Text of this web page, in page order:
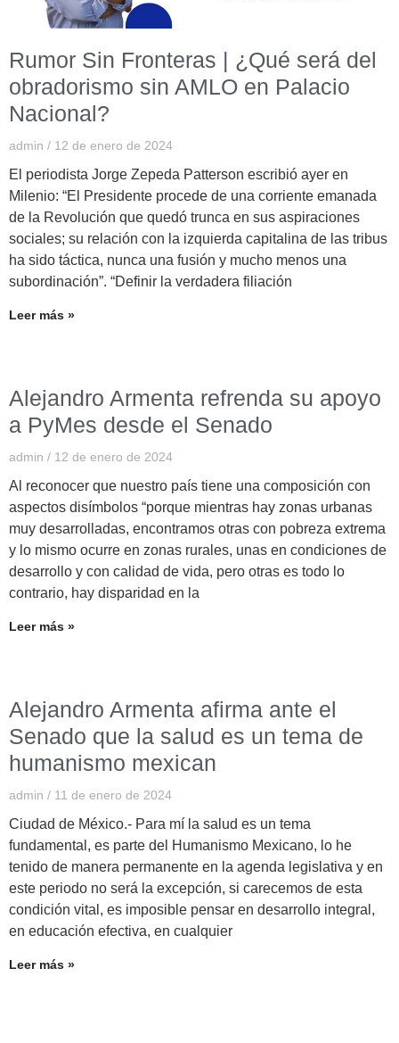
Rumor Sin Fronteras | ¿Qué será del
obradorismo sin AMLO en Palacio
Nacional?
admin 12 de enero de 2024
El periodista Jorge Zepeda Patterson escribió ayer en
Milenio: “El Presidente procede de una corriente emanada
de la Revolución que quedó trunca en sus aspiraciones
sociales; su relación con la izquierda capitalina de las tribus
ha sido táctica, nunca una fusión y mucho menos una
subordinación”. “Definir la verdadera filiación
Leer más »
Alejandro Armenta refrenda su apoyo
a PyMes desde el Senado
admin 12 de enero de 2024
Al reconocer que nuestro país tiene una composición con
aspectos disímbolos “porque mientras hay zonas urbanas
muy desarrolladas, encontramos otras con pobreza extrema
y lo mismo ocurre en zonas rurales, unas en condiciones de
desarrollo y con calidad de vida, pero otras es todo lo
contrario, hay disparidad en la
Leer más »
Alejandro Armenta afirma ante el
Senado que la salud es un tema de
humanismo mexican
admin 11 de enero de 2024
Ciudad de México.- Para mí la salud es un tema
fundamental, es parte del Humanismo Mexicano, lo he
tenido de manera permanente en la agenda legislativa y en
este periodo no será la excepción, si carecemos de esta
condición vital, es imposible pensar en desarrollo integral,
en educación efectiva, en cualquier
Leer más »